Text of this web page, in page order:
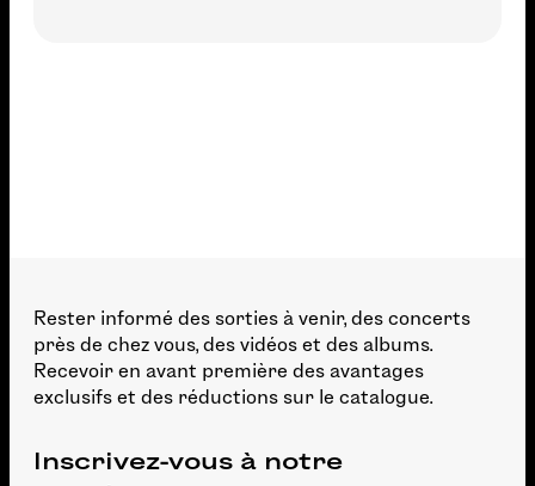
Rester informé des sorties à venir, des concerts
près de chez vous, des vidéos et des albums.
Recevoir en avant première des avantages
exclusifs et des réductions sur le catalogue.
Inscrivez-vous à notre